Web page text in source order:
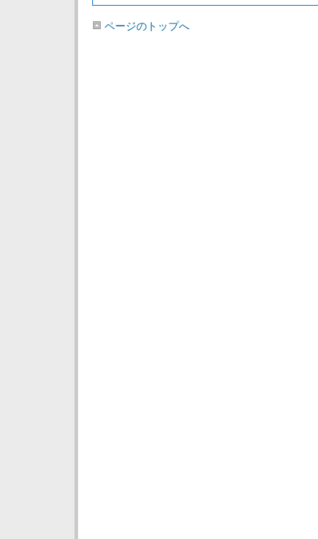
ページのトップへ